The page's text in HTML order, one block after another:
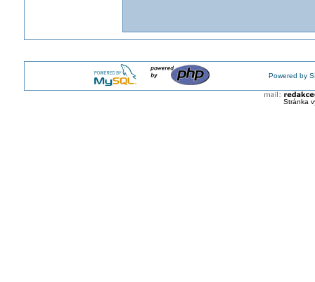
Powered by
Stránka